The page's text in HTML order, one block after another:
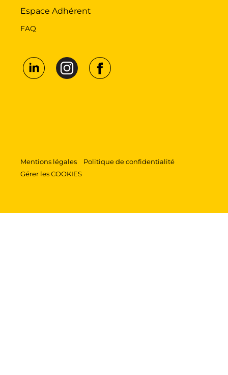
Espace Adhérent
FAQ
Mentions légales
Politique de confidentialité
Gérer les COOKIES